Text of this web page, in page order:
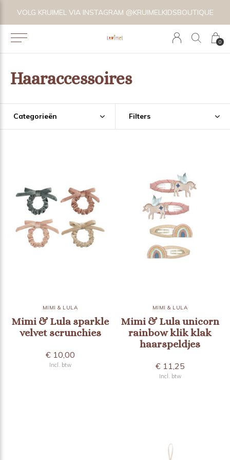
0
VOLG KRUIMEL VIA INSTAGRAM @KRUIMELKIDSBOUTIQUE
Haaraccessoires
Categorieën Filters
MIMI & LULA
Mimi & Lula sparkle
velvet scrunchies
€ 10,00
Incl. btw
MIMI & LULA
Mimi & Lula unicorn
rainbow klik klak
haarspeldjes
€ 11,25
Incl. btw